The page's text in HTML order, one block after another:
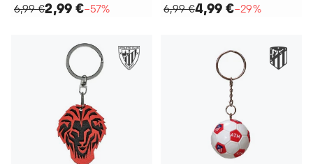
6,99 €2,99 €−57%
6,99 €4,99 €−29%